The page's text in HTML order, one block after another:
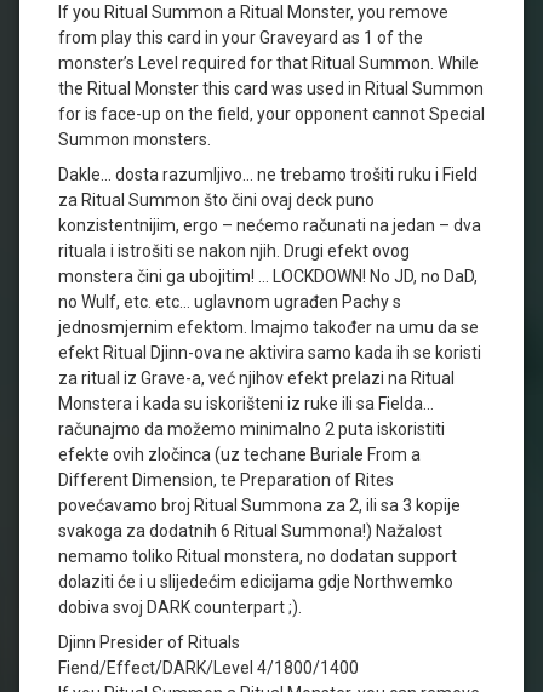
If you Ritual Summon a Ritual Monster, you remove
from play this card in your Graveyard as 1 of the
monster’s Level required for that Ritual Summon. While
the Ritual Monster this card was used in Ritual Summon
for is face-up on the field, your opponent cannot Special
Summon monsters.
Dakle… dosta razumljivo… ne trebamo trošiti ruku i Field
za Ritual Summon što čini ovaj deck puno
konzistentnijim, ergo – nećemo računati na jedan – dva
rituala i istrošiti se nakon njih. Drugi efekt ovog
monstera čini ga ubojitim! … LOCKDOWN! No JD, no DaD,
no Wulf, etc. etc… uglavnom ugrađen Pachy s
jednosmjernim efektom. Imajmo također na umu da se
efekt Ritual Djinn-ova ne aktivira samo kada ih se koristi
za ritual iz Grave-a, već njihov efekt prelazi na Ritual
Monstera i kada su iskorišteni iz ruke ili sa Fielda…
računajmo da možemo minimalno 2 puta iskoristiti
efekte ovih zločinca (uz techane Buriale From a
Different Dimension, te Preparation of Rites
povećavamo broj Ritual Summona za 2, ili sa 3 kopije
svakoga za dodatnih 6 Ritual Summona!) Nažalost
nemamo toliko Ritual monstera, no dodatan support
dolaziti će i u slijedećim edicijama gdje Northwemko
dobiva svoj DARK counterpart ;).
Djinn Presider of Rituals
Fiend/Effect/DARK/Level 4/1800/1400